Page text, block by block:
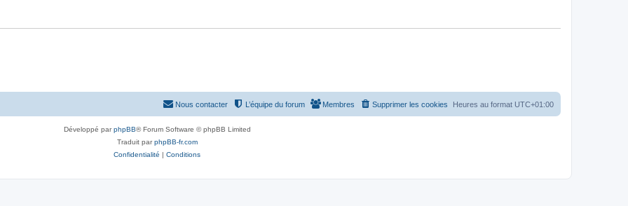
s
Heures au format UTC+01:00
Supprimer les cookies
Membres
L’équipe du forum
Nous contacter
Développé parphpBB® Forum Software © phpBB Limited
Traduit parphpBB-fr.com
Confidentialité | Conditions